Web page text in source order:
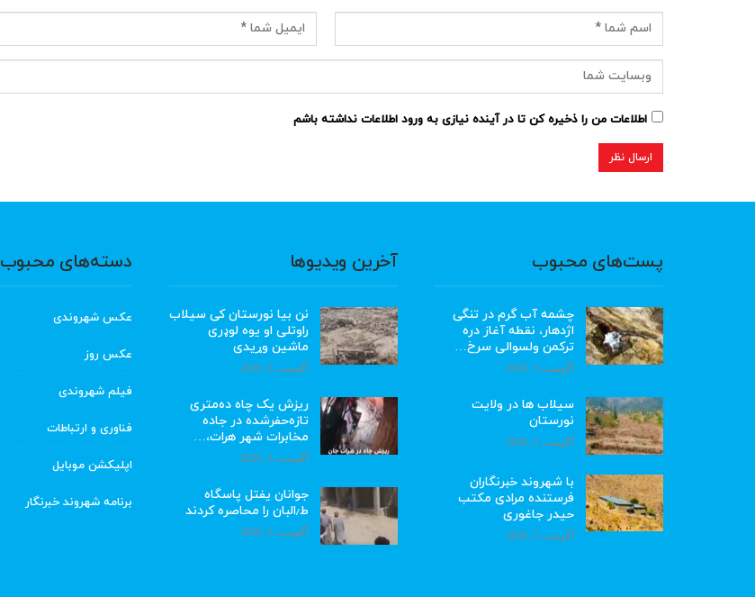
اطلاعات من را ذخیره کن تا در آینده نیازی به ورود اطلاعات نداشته باشم
پست‌های محبوب
چشمه آب گرم در تنگی
اژدهار، نقطه آغاز دره
ترکمن ولسوالی سرخ…
آگوست 5, 2026
سیلاب ها در ولایت
نورستان
آگوست 5, 2026
با شهروند خبرنگاران
فرستنده مرادی مکتب
حیدر جاغوری
آگوست 5, 2026
آخرین ویدیوها
نن بیا نورستان کی سیلاب
راوتلی او یوه لوډری
ماشین وړیدی
آگوست 5, 2026
ریزش یک چاه ده‌متری
تازه‌حفرشده در جاده
مخابرات شهر هرات،…
آگوست 5, 2026
جوانان یفتل پاسگاه
ط٫البان را محاصره کردند
آگوست 5, 2026
دسته‌های محبوب
عکس شهروندی
عکس روز
فیلم شهروندی
فناوری و ارتباطات
اپلیکشن موبایل
برنامه شهروند خبرنگار